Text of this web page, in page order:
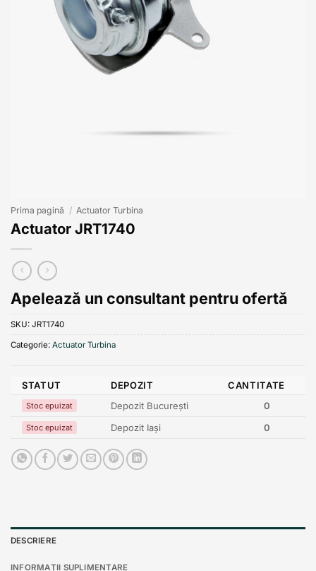
Prima pagină / Actuator Turbina
Actuator JRT1740
Apelează un consultant pentru ofertă
SKU: JRT1740
Categorie: Actuator Turbina
STATUT DEPOZIT CANTITATE
Stoc epuizat Depozit București 0
Stoc epuizat Depozit Iași 0
DESCRIERE
INFORMAȚII SUPLIMENTARE